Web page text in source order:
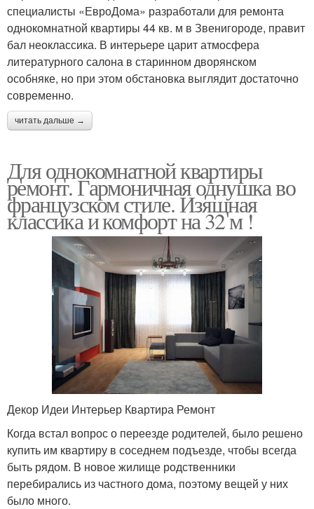
специалисты «ЕвроДома» разработали для ремонта
однокомнатной квартиры 44 кв. м в Звенигороде, правит
бал неоклассика. В интерьере царит атмосфера
литературного салона в старинном дворянском
особняке, но при этом обстановка выглядит достаточно
современно.
читать дальше →
Для однокомнатной квартиры
ремонт. Гармоничная однушка во
французском стиле. Изящная
классика и комфорт на 32 м !
Декор Идеи Интерьер Квартира Ремонт
Когда встал вопрос о переезде родителей, было решено
купить им квартиру в соседнем подъезде, чтобы всегда
быть рядом. В новое жилище родственники
перебирались из частного дома, поэтому вещей у них
было много.